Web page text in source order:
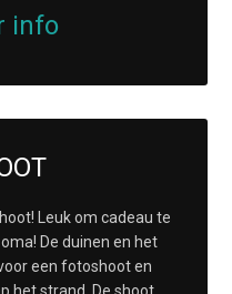
info
Leuk om cadeau te
De duinen en het
een fotoshoot en